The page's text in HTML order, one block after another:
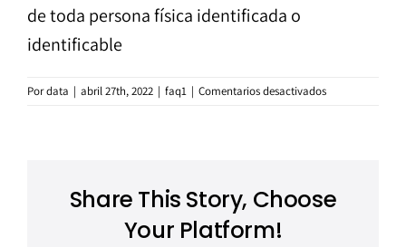
de toda persona física identificada o
identificable
Pordata | abril 27th, 2022 | faq1 | Comentarios desactivadosen
Datos?
Share This Story, Choose
Your Platform!